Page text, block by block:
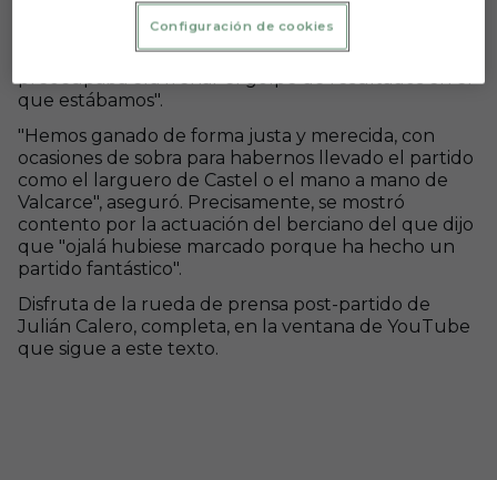
Julián Calero se mostró muy satisfecho por la
victoria de su equipo (2-1) frente al Real Racing
Club. El técnico destacó que "lo que más nos
preocupaba era frenar el golpe de resultados en el
que estábamos".
"Hemos ganado de forma justa y merecida, con
ocasiones de sobra para habernos llevado el partido
como el larguero de Castel o el mano a mano de
Valcarce", aseguró. Precisamente, se mostró
contento por la actuación del berciano del que dijo
que "ojalá hubiese marcado porque ha hecho un
partido fantástico".
Disfruta de la rueda de prensa post-partido de
Julián Calero, completa, en la ventana de YouTube
que sigue a este texto.
Configuración de cookies